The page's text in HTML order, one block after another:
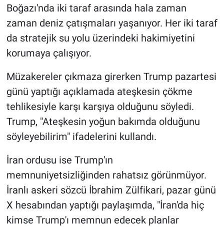
Boğazı'nda iki taraf arasında hala zaman
zaman deniz çatışmaları yaşanıyor. Her iki taraf
da stratejik su yolu üzerindeki hakimiyetini
korumaya çalışıyor.
Müzakereler çıkmaza girerken Trump pazartesi
günü yaptığı açıklamada ateşkesin çökme
tehlikesiyle karşı karşıya olduğunu söyledi.
Trump, "Ateşkesin yoğun bakımda olduğunu
söyleyebilirim" ifadelerini kullandı.
İran ordusu ise Trump'ın
memnuniyetsizliğinden rahatsız görünmüyor.
İranlı askeri sözcü İbrahim Zülfikari, pazar günü
X hesabından yaptığı paylaşımda, "İran'da hiç
kimse Trump'ı memnun edecek planlar